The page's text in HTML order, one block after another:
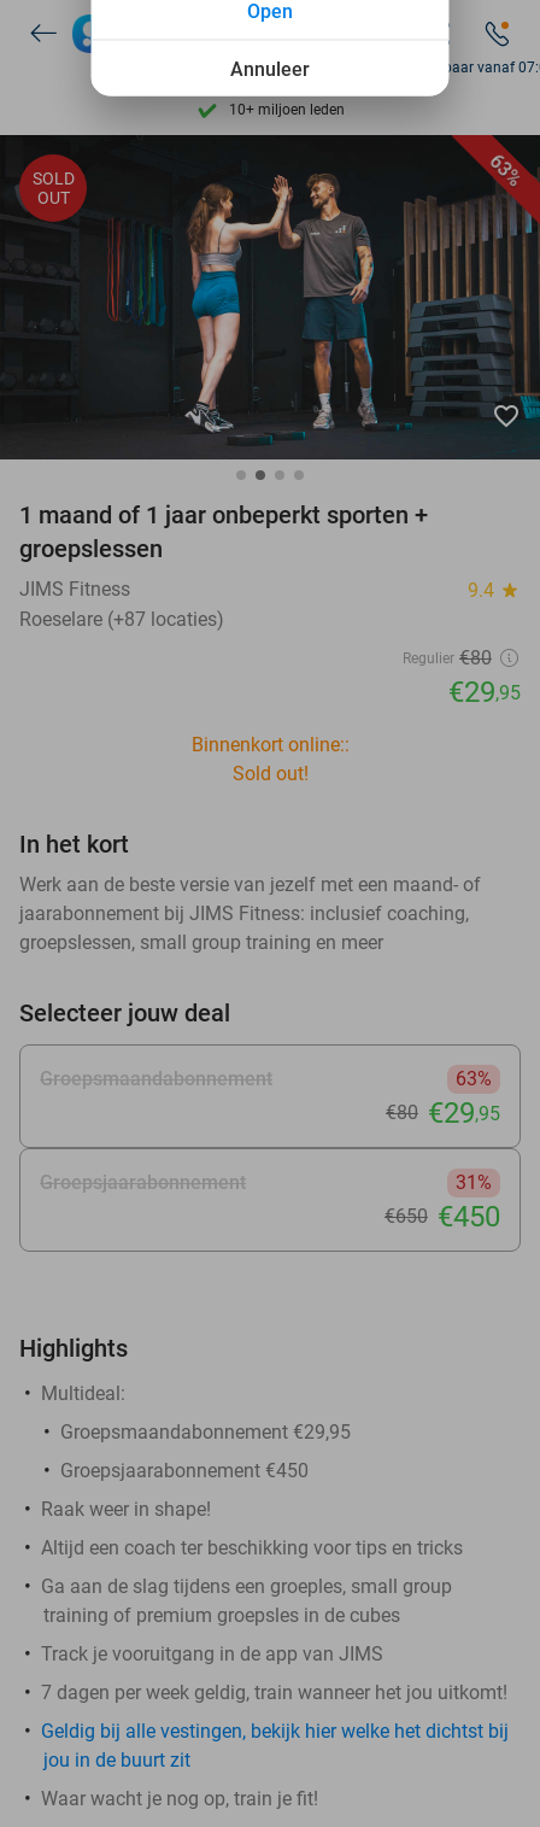
Ontdek 15.000+ deals
7 dagen per week beschikbaar
10+ miljoen leden
205.983 reviews
Ontdek 15.000+ deals
7 dagen per week beschikbaar
10+ miljoen leden
Bereikbaar vanaf
63%
SOLD
OUT
favorite_border
1 maand of 1 jaar onbeperkt sporten +
groepslessen
JIMS Fitness 9.4 star
Roeselare (+87 locaties)
Regulier €80
€29,95
Binnenkort online::
Sold out!
In het kort
Werk aan de beste versie van jezelf met een maand- of
jaarabonnement bij JIMS Fitness: inclusief coaching,
groepslessen, small group training en meer
Selecteer jouw deal
Groepsmaandabonnement
63%
€80 €29,95
Groepsjaarabonnement
31%
€650 €450
Highlights
Multideal:
Groepsmaandabonnement €29,95
Groepsjaarabonnement €450
Raak weer in shape!
Altijd een coach ter beschikking voor tips en tricks
Ga aan de slag tijdens een groeples, small group
training of premium groepsles in de cubes
Track je vooruitgang in de app van JIMS
7 dagen per week geldig, train wanneer het jou uitkomt!
Geldig bij alle vestingen, bekijk hier welke het dichtst bij
jou in de buurt zit
Waar wacht je nog op, train je fit!
Annuleer
Open